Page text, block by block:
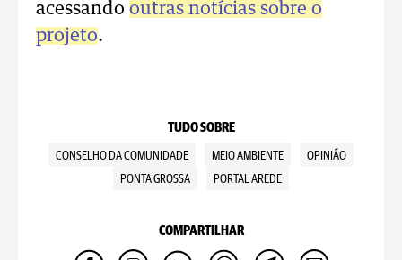
acessando outras notícias sobre o
projeto.
TUDO SOBRE
CONSELHO DA COMUNIDADE MEIO AMBIENTE
OPINIÃO
PONTA GROSSA
PORTAL AREDE
COMPARTILHAR